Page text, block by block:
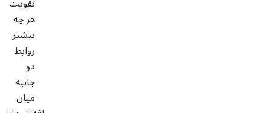
هر چه
بیشتر
روابط
دو
جانبه
میان